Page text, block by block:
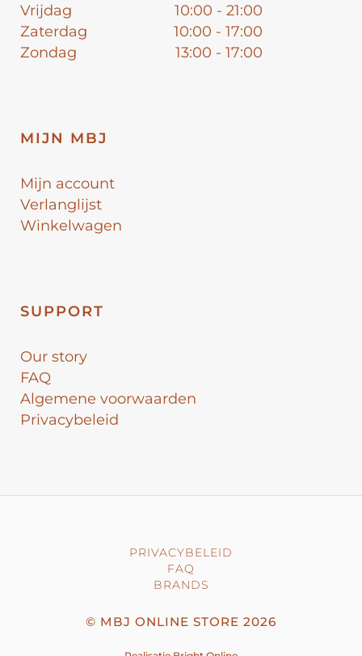
Vrijdag
10:00 - 21:00
Zaterdag
10:00 - 17:00
Zondag
13:00 - 17:00
MIJN MBJ
Mijn account
Verlanglijst
Winkelwagen
SUPPORT
Our story
FAQ
Algemene voorwaarden
Privacybeleid
PRIVACYBELEID
FAQ
BRANDS
© MBJ ONLINE STORE 2026